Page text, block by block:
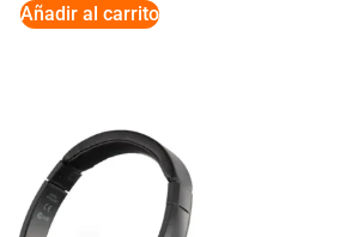
Añadir al carrito